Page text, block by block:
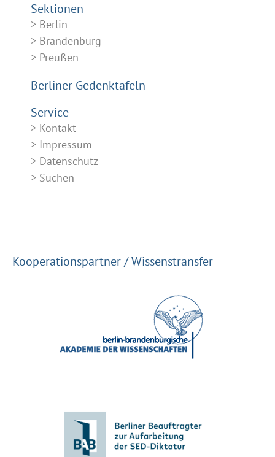
Sektionen
Berlin
Brandenburg
Preußen
Berliner Gedenktafeln
Service
Kontakt
Impressum
Datenschutz
Suchen
Kooperationspartner / Wissenstransfer